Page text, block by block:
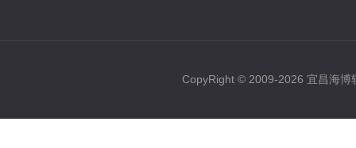
CopyRight © 2009-2026 宜昌海